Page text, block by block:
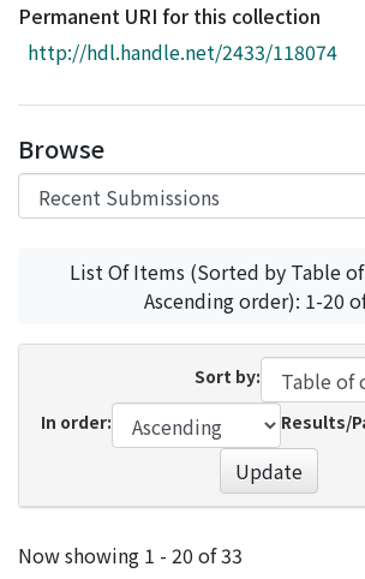
Download Ranking
Access Statistics
Permanent URI for this collection
http://hdl.handle.net/2433/118074
Browse
List Of Items (Sorted by Table
Ascending order): 1-20
Sort by:
In order:
Results/
Update
Recent Submissions
Now showing 1 - 20 of 33